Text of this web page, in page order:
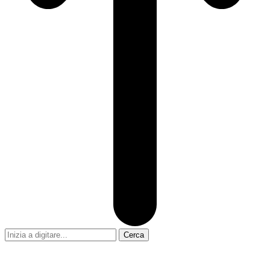
Cerca